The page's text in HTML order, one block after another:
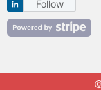
Follow